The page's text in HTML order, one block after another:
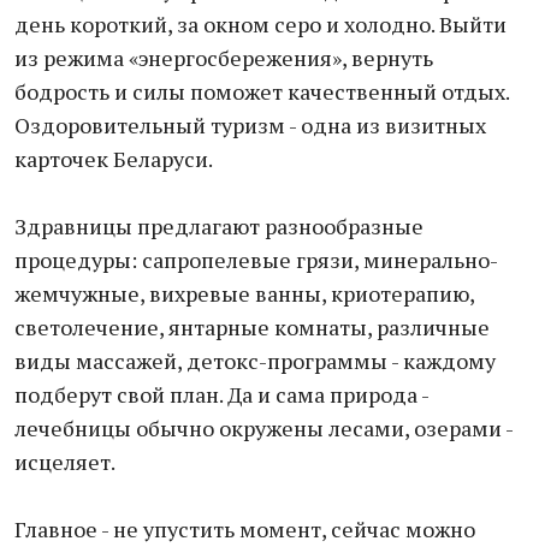
день короткий, за окном серо и холодно. Выйти
из режима «энергосбережения», вернуть
бодрость и силы поможет качественный отдых.
Оздоровительный туризм - одна из визитных
карточек Беларуси.
Здравницы предлагают разнообразные
процедуры: сапропелевые грязи, минерально-
жемчужные, вихревые ванны, криотерапию,
светолечение, янтарные комнаты, различные
виды массажей, детокс-программы - каждому
подберут свой план. Да и сама природа -
лечебницы обычно окружены лесами, озерами -
исцеляет.
Главное - не упустить момент, сейчас можно